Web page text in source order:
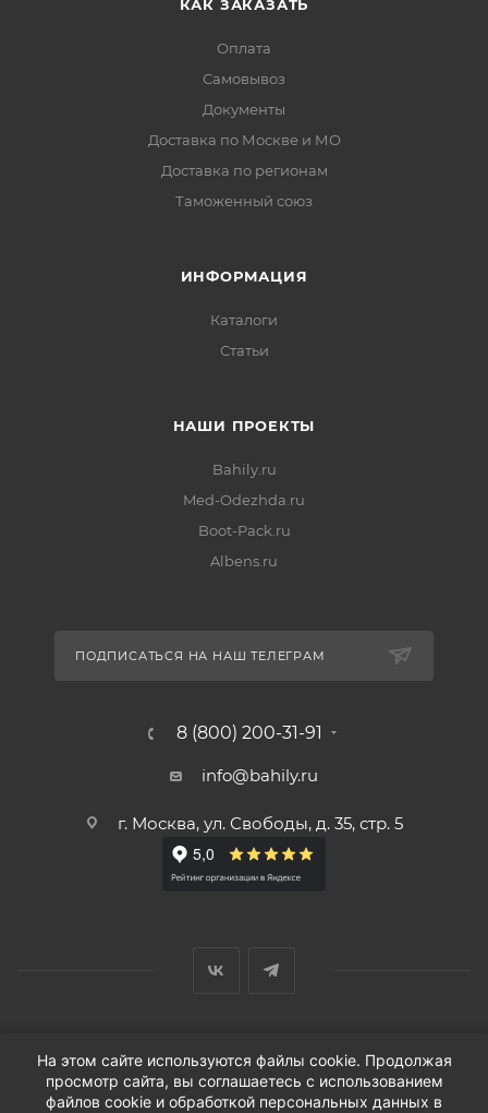
КАК ЗАКАЗАТЬ
Оплата
Самовывоз
Документы
Доставка по Москве и МО
Доставка по регионам
Таможенный союз
ИНФОРМАЦИЯ
Каталоги
Статьи
НАШИ ПРОЕКТЫ
Bahily.ru
Med-Odezhda.ru
Boot-Pack.ru
Albens.ru
ПОДПИСАТЬСЯ НА НАШ ТЕЛЕГРАМ
8 (800) 200-31-91
info@bahily.ru
г. Москва, ул. Свободы, д. 35, стр. 5
© ООО «Вендорс», 1999-2026 г.
На этом сайте используются файлы cookie. Продолжая
просмотр сайта, вы соглашаетесь с использованием
файлов cookie и обработкой персональных данных в